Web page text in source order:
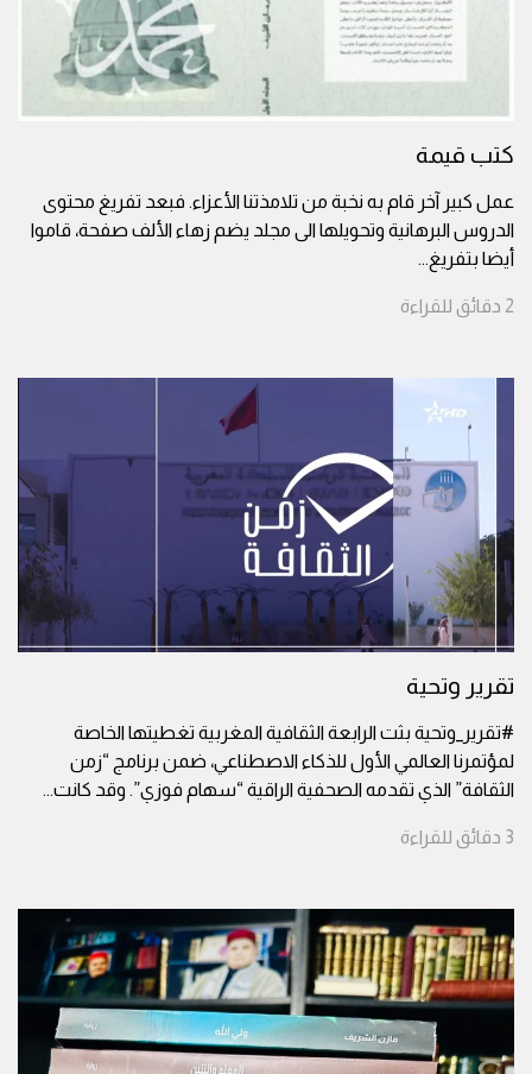
كتب قيمة
عمل كبير آخر قام به نخبة من تلامذتنا الأعزاء. فبعد تفريغ محتوى
الدروس البرهانية وتحويلها الى مجلد يضم زهاء الألف صفحة، قاموا
أيضا بتفريغ...
2 دقائق للقراءة
تقرير وتحية
#تقرير_وتحية بثت الرابعة الثقافية المغربية تغطيتها الخاصة
لمؤتمرنا العالمي الأول للذكاء الاصطناعي، ضمن برنامج “زمن
الثقافة” الذي تقدمه الصحفية الراقية “سهام فوزي”. وقد كانت...
3 دقائق للقراءة